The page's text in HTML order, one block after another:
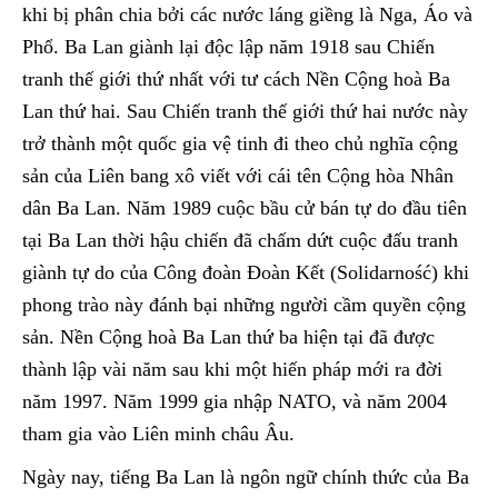
khi bị phân chia bởi các nước láng giềng là Nga, Áo và
Phổ. Ba Lan giành lại độc lập năm 1918 sau Chiến
tranh thế giới thứ nhất với tư cách Nền Cộng hoà Ba
Lan thứ hai. Sau Chiến tranh thế giới thứ hai nước này
trở thành một quốc gia vệ tinh đi theo chủ nghĩa cộng
sản của Liên bang xô viết với cái tên Cộng hòa Nhân
dân Ba Lan. Năm 1989 cuộc bầu cử bán tự do đầu tiên
tại Ba Lan thời hậu chiến đã chấm dứt cuộc đấu tranh
giành tự do của Công đoàn Đoàn Kết (Solidarność) khi
phong trào này đánh bại những người cầm quyền cộng
sản. Nền Cộng hoà Ba Lan thứ ba hiện tại đã được
thành lập vài năm sau khi một hiến pháp mới ra đời
năm 1997. Năm 1999 gia nhập NATO, và năm 2004
tham gia vào Liên minh châu Âu.
Ngày nay, tiếng Ba Lan là ngôn ngữ chính thức của Ba